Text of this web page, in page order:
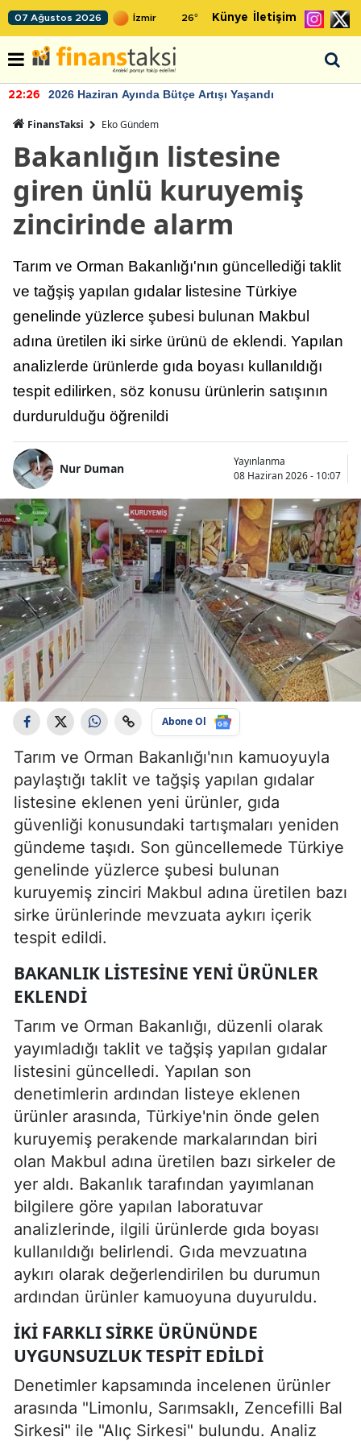
07 Ağustos 2026 26° Künye İletişim
22:26 2026 Haziran Ayında Bütçe Artışı Yaşandı
FinansTaksi Eko Gündem
Bakanlığın listesine
giren ünlü kuruyemiş
zincirinde alarm
Tarım ve Orman Bakanlığı'nın güncellediği taklit
ve tağşiş yapılan gıdalar listesine Türkiye
genelinde yüzlerce şubesi bulunan Makbul
adına üretilen iki sirke ürünü de eklendi. Yapılan
analizlerde ürünlerde gıda boyası kullanıldığı
tespit edilirken, söz konusu ürünlerin satışının
durdurulduğu öğrenildi
Nur Duman
Yayınlanma
08 Haziran 2026 - 10:07
Abone Ol
Tarım ve Orman Bakanlığı'nın kamuoyuyla
paylaştığı taklit ve tağşiş yapılan gıdalar
listesine eklenen yeni ürünler, gıda
güvenliği konusundaki tartışmaları yeniden
gündeme taşıdı. Son güncellemede Türkiye
genelinde yüzlerce şubesi bulunan
kuruyemiş zinciri Makbul adına üretilen bazı
sirke ürünlerinde mevzuata aykırı içerik
tespit edildi.
BAKANLIK LISTESINE YENI ÜRÜNLER
EKLENDI
Tarım ve Orman Bakanlığı, düzenli olarak
yayımladığı taklit ve tağşiş yapılan gıdalar
listesini güncelledi. Yapılan son
denetimlerin ardından listeye eklenen
ürünler arasında, Türkiye'nin önde gelen
kuruyemiş perakende markalarından biri
olan Makbul adına üretilen bazı sirkeler de
yer aldı. Bakanlık tarafından yayımlanan
bilgilere göre yapılan laboratuvar
analizlerinde, ilgili ürünlerde gıda boyası
kullanıldığı belirlendi. Gıda mevzuatına
aykırı olarak değerlendirilen bu durumun
ardından ürünler kamuoyuna duyuruldu.
İKI FARKLI SIRKE ÜRÜNÜNDE
UYGUNSUZLUK TESPIT EDILDI
Denetimler kapsamında incelenen ürünler
arasında "Limonlu, Sarımsaklı, Zencefilli Bal
Sirkesi" ile "Alıç Sirkesi" bulundu. Analiz